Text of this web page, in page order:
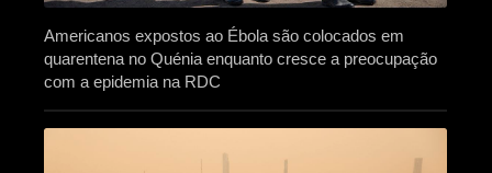
Americanos expostos ao Ébola são colocados em
quarentena no Quénia enquanto cresce a preocupação
com a epidemia na RDC